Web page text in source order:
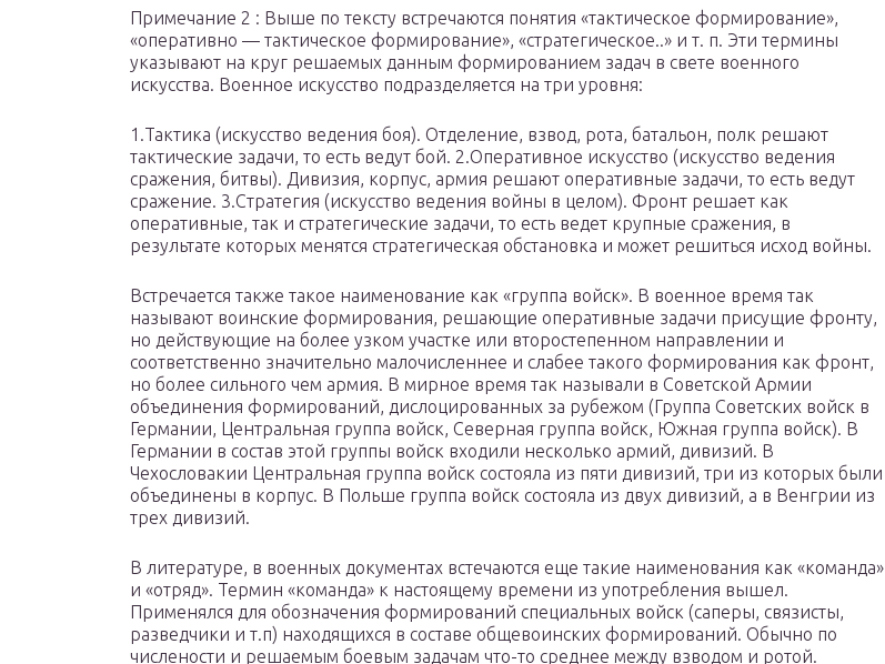
Примечание 2 : Выше по тексту встречаются понятия «тактическое формирование»,
«оперативно — тактическое формирование», «стратегическое..» и т. п. Эти термины
указывают на круг решаемых данным формированием задач в свете военного
искусства. Военное искусство подразделяется на три уровня:
1.Тактика (искусство ведения боя). Отделение, взвод, рота, батальон, полк решают
тактические задачи, то есть ведут бой. 2.Оперативное искусство (искусство ведения
сражения, битвы). Дивизия, корпус, армия решают оперативные задачи, то есть ведут
сражение. 3.Стратегия (искусство ведения войны в целом). Фронт решает как
оперативные, так и стратегические задачи, то есть ведет крупные сражения, в
результате которых менятся стратегическая обстановка и может решиться исход войны.
Встречается также такое наименование как «группа войск». В военное время так
называют воинские формирования, решающие оперативные задачи присущие фронту,
но действующие на более узком участке или второстепенном направлении и
соответственно значительно малочисленнее и слабее такого формирования как фронт,
но более сильного чем армия. В мирное время так называли в Советской Армии
объединения формирований, дислоцированных за рубежом (Группа Советских войск в
Германии, Центральная группа войск, Северная группа войск, Южная группа войск). В
Германии в состав этой группы войск входили несколько армий, дивизий. В
Чехословакии Центральная группа войск состояла из пяти дивизий, три из которых были
объединены в корпус. В Польше группа войск состояла из двух дивизий, а в Венгрии из
трех дивизий.
В литературе, в военных документах встечаются еще такие наименования как «команда»
и «отряд». Термин «команда» к настоящему времени из употребления вышел.
Применялся для обозначения формирований специальных войск (саперы, связисты,
разведчики и т.п) находящихся в составе общевоинских формирований. Обычно по
числености и решаемым боевым задачам что-то среднее между взводом и ротой.